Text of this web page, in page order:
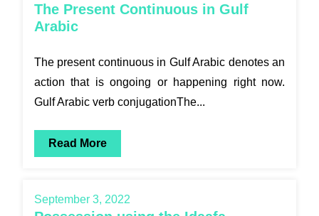
The Present Continuous in Gulf
Arabic
The present continuous in Gulf Arabic denotes an
action that is ongoing or happening right now.
Gulf Arabic verb conjugationThe...
Read More
September 3, 2022